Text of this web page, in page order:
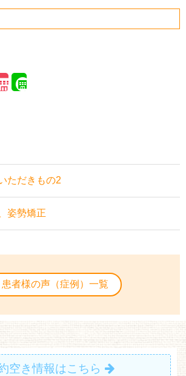
ただきもの2
姿勢矯正
患者様の声（症例）一覧
空き情報はこちら